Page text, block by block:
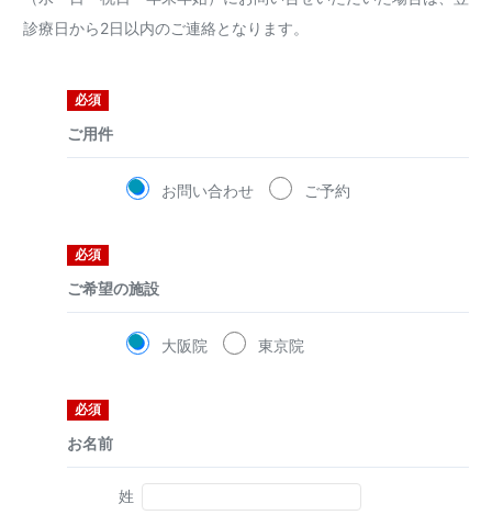
診療日から2日以内のご連絡となります。
必須
ご用件
お問い合わせ ご予約
必須
ご希望の施設
大阪院 東京院
必須
お名前
姓